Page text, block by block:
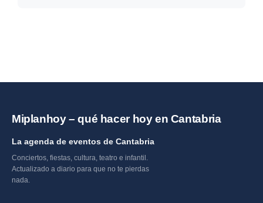
Miplanhoy – qué hacer hoy en Cantabria
La agenda de eventos de Cantabria
Conciertos, fiestas, cultura, teatro e infantil.
Actualizado a diario para que no te pierdas
nada.